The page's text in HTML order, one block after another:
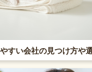
すい会社の見つけ方や